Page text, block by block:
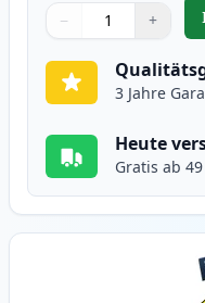
Verwenden Sie die
− +
1
3 Jahre
Heute
Gratis ab